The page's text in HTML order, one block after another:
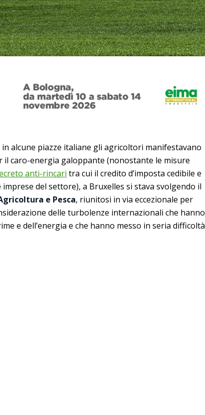
alcune piazze italiane gli agricoltori manifestavano
caro-energia galoppante (nonostante le misure
anti-rincari tra cui il credito d’imposta cedibile e
del settore), a Bruxelles si stava svolgendo il
e Pesca, riunitosi in via eccezionale per
delle turbolenze internazionali che hanno
e dell’energia e che hanno messo in seria difficoltà